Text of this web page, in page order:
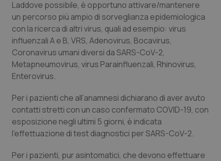
Toscana
Umbria
Valle D’Aosta
Veneto
Obesità
Oftalmologia
Oncodermatologia
Oncoematologia
Oncologia & Nutrizione
Psoriasi & pelle
Laddove possibile, è opportuno attivare/mantenere
un percorso più ampio di sorveglianza epidemiologica
con la ricerca di altri virus, quali ad esempio: virus
influenzali A e B, VRS, Adenovirus, Bocavirus,
Coronavirus umani diversi da SARS-CoV-2,
Metapneumovirus, virus Parainfluenzali, Rhinovirus,
Enterovirus.
Per i pazienti che all’anamnesi dichiarano di aver avuto
contatti stretti con un caso confermato COVID-19, con
esposizione negli ultimi 5 giorni, è indicata
l’effettuazione di test diagnostici per SARS-CoV-2.
Per i pazienti, pur asintomatici, che devono effettuare